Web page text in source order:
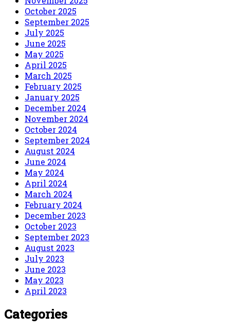
October 2025
September 2025
July 2025
June 2025
May 2025
April 2025
March 2025
February 2025
January 2025
December 2024
November 2024
October 2024
September 2024
August 2024
June 2024
May 2024
April 2024
March 2024
February 2024
December 2023
October 2023
September 2023
August 2023
July 2023
June 2023
May 2023
April 2023
Categories